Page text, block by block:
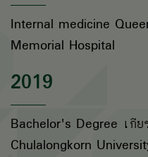
Internal medicine
Memorial Hospital
2019
Bachelor's Degree เกีย
Chulalongkorn